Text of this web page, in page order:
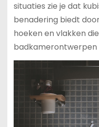
situaties zie je dat
benadering biedt
hoeken en vlakken
badkamerontwerpen